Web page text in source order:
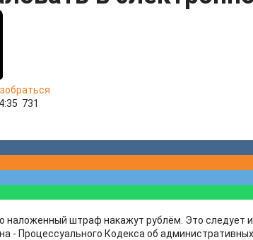
731
наложенный штраф накажут рублём. Это следует
- Процессуального Кодекса об